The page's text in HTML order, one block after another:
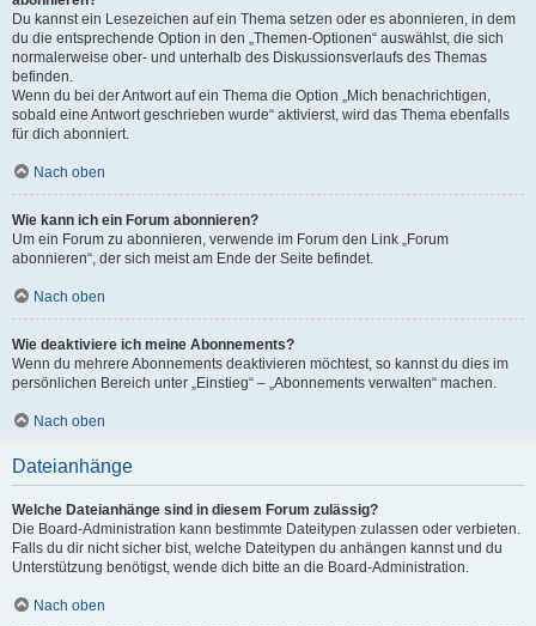
Du kannst ein Lesezeichen auf ein Thema setzen oder es abonnieren, in dem
du die entsprechende Option in den „Themen-Optionen“ auswählst, die sich
normalerweise ober- und unterhalb des Diskussionsverlaufs des Themas
befinden.
Wenn du bei der Antwort auf ein Thema die Option „Mich benachrichtigen,
sobald eine Antwort geschrieben wurde“ aktivierst, wird das Thema ebenfalls
für dich abonniert.
Nach oben
Wie kann ich ein Forum abonnieren?
Um ein Forum zu abonnieren, verwende im Forum den Link „Forum
abonnieren“, der sich meist am Ende der Seite befindet.
Nach oben
Wie deaktiviere ich meine Abonnements?
Wenn du mehrere Abonnements deaktivieren möchtest, so kannst du dies im
persönlichen Bereich unter „Einstieg“ – „Abonnements verwalten“ machen.
Nach oben
Dateianhänge
Welche Dateianhänge sind in diesem Forum zulässig?
Die Board-Administration kann bestimmte Dateitypen zulassen oder verbieten.
Falls du dir nicht sicher bist, welche Dateitypen du anhängen kannst und du
Unterstützung benötigst, wende dich bitte an die Board-Administration.
Nach oben